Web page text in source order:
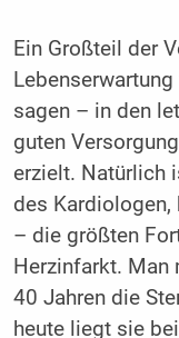
Ein Großteil der
sagen – in den
guten
erzielt. Natürlich
des
– die größten
Herzinfarkt. Man
40 Jahren die
heute liegt sie